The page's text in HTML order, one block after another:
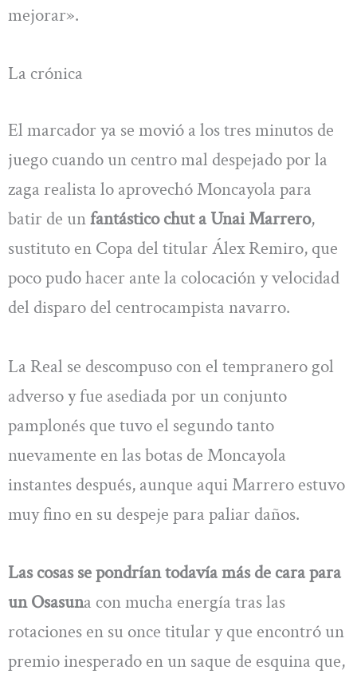
mejorar».
La crónica
El marcador ya se movió a los tres minutos de
juego cuando un centro mal despejado por la
zaga realista lo aprovechó Moncayola para
batir de unfantástico chut a Unai Marrero,
sustituto en Copa del titular Álex Remiro, que
poco pudo hacer ante la colocación y velocidad
del disparo del centrocampista navarro.
La Real se descompuso con el tempranero gol
adverso y fue asediada por un conjunto
pamplonés que tuvo el segundo tanto
nuevamente en las botas de Moncayola
instantes después, aunque aqui Marrero estuvo
muy fino en su despeje para paliar daños.
Las cosas se pondrían todavía más de cara para
un Osasuna con mucha energía tras las
rotaciones en su once titular y que encontró un
premio inesperado en un saque de esquina que,